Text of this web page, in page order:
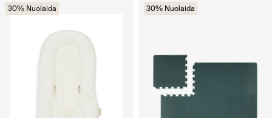
30% Nuolaida 30% Nuolaida